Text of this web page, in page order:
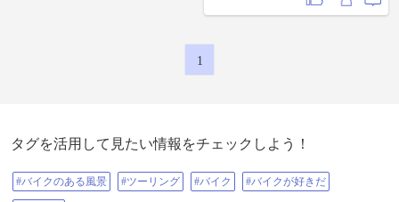
1
タグを活用して見たい情報をチェックしよう！
#バイクのある風景 #ツーリング #バイク #バイクが好きだ